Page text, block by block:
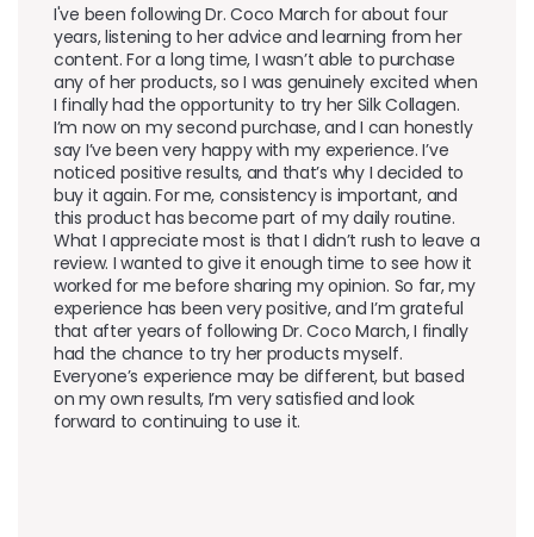
I've been following Dr. Coco March for about four
years, listening to her advice and learning from her
content. For a long time, I wasn’t able to purchase
any of her products, so I was genuinely excited when
I finally had the opportunity to try her Silk Collagen.
I’m now on my second purchase, and I can honestly
say I’ve been very happy with my experience. I’ve
noticed positive results, and that’s why I decided to
buy it again. For me, consistency is important, and
this product has become part of my daily routine.
What I appreciate most is that I didn’t rush to leave a
review. I wanted to give it enough time to see how it
worked for me before sharing my opinion. So far, my
experience has been very positive, and I’m grateful
that after years of following Dr. Coco March, I finally
had the chance to try her products myself.
Everyone’s experience may be different, but based
on my own results, I’m very satisfied and look
forward to continuing to use it.